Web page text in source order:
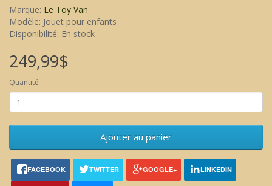
Marque: Le Toy Van
Modèle: Jouet pour enfants
Disponibilité: En stock
249,99$
Quantité
Ajouter au panier
FACEBOOK TWITTER GOOGLE+ LINKEDIN